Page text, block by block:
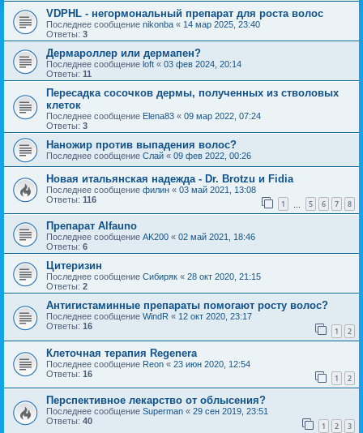
VDPHL - негормональный препарат для роста волос
Последнее сообщение nikonba « 14 мар 2025, 23:40
Ответы: 3
Дермароллер или дермапен?
Последнее сообщение loft « 03 фев 2024, 20:14
Ответы: 11
Пересадка сосочков дермы, полученных из стволовых
клеток
Последнее сообщение Elena83 « 09 мар 2022, 07:24
Ответы: 3
Наножир против выпадения волос?
Последнее сообщение Слай « 09 фев 2022, 00:26
Новая итальянская надежда - Dr. Brotzu и Fidia
Последнее сообщение филин « 03 май 2021, 13:08
Ответы: 116 1 5 6 7 8
Препарат Alfauno
Последнее сообщение AK200 « 02 май 2021, 18:46
Ответы: 6
Цитеризин
Последнее сообщение Сибиряк « 28 окт 2020, 21:15
Ответы: 2
Антигистаминные препараты помогают росту волос?
Последнее сообщение WindR « 12 окт 2020, 23:17
Ответы: 16 1 2
Клеточная терапия Regenera
Последнее сообщение Reon « 23 июн 2020, 12:54
Ответы: 16 1 2
Перспективное лекарство от облысения?
Последнее сообщение Superman « 29 сен 2019, 23:51
Ответы: 40 1 2 3